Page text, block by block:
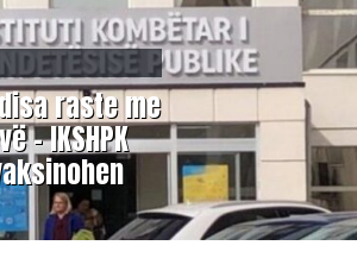
raste me
– IKSHPK